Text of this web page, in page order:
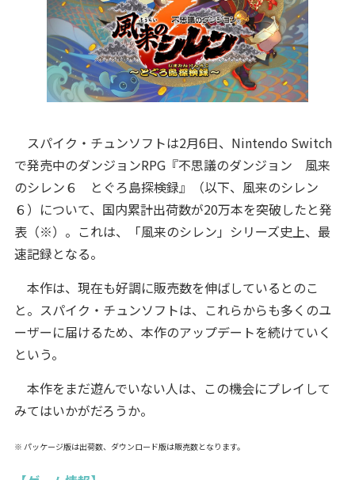
スパイク・チュンソフトは2月6日、Nintendo Switch
で発売中のダンジョンRPG『不思議のダンジョン 風来
のシレン６ とぐろ島探検録』（以下、風来のシレン
６）について、国内累計出荷数が20万本を突破したと発
表（※）。これは、「風来のシレン」シリーズ史上、最
速記録となる。
本作は、現在も好調に販売数を伸ばしているとのこ
と。スパイク・チュンソフトは、これらからも多くのユ
ーザーに届けるため、本作のアップデートを続けていく
という。
本作をまだ遊んでいない人は、この機会にプレイして
みてはいかがだろうか。
※ パッケージ版は出荷数、ダウンロード版は販売数となります。